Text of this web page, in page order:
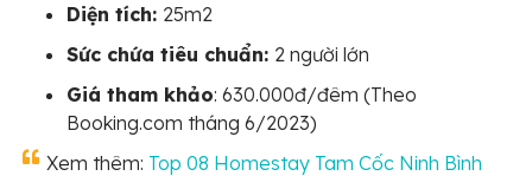
Diện tích: 25m2
Sức chứa tiêu chuẩn: 2 người lớn
Giá tham khảo: 630.000đ/đêm (Theo
Booking.com tháng 6/2023)
Xem thêm: Top 08 Homestay Tam Cốc Ninh Bình